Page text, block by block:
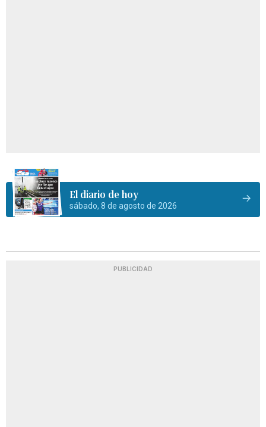
El diario de hoy
sábado, 8 de agosto de 2026
PUBLICIDAD